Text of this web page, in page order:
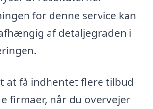
for denne service kan
af detaljegraden i
at få indhentet flere tilbud
firmaer, når du overvejer